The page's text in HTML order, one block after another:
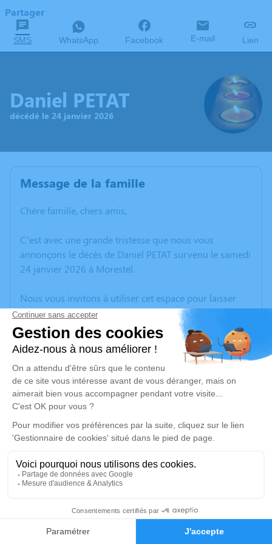
Faire-part Hommages
Partager
SMS WhatsApp Facebook E-mail Lien
Daniel PETAT
décédé le 24 janvier 2026
Message de la famille
Chère famille, chers amis,
C’est avec une grande tristesse que nous vous
annonçons le décès de Daniel PETAT survenu le samedi
24 janvier 2026 à Morestel.
Nous vous invitons à utiliser cet espace pour laisser
vos condoléances, partager des photos souvenirs, une
anecdote ou exprimer vos pensées à travers des
poèmes ou des textes. Cet endroit est un lieu
d'expression dédié à honorer la mémoire de Daniel
PETAT.
Un service de plantation d’arbre hommage est
disponible ici.
Je rends hommage
Cérémonie
Recueillement
01150 Blyes